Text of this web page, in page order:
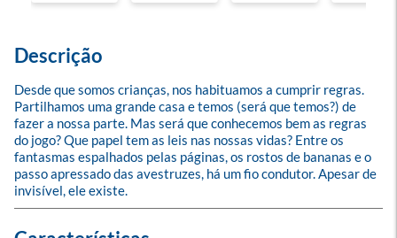
Descrição
Desde que somos crianças, nos habituamos a cumprir regras.
Partilhamos uma grande casa e temos (será que temos?) de
fazer a nossa parte. Mas será que conhecemos bem as regras
do jogo? Que papel tem as leis nas nossas vidas? Entre os
fantasmas espalhados pelas páginas, os rostos de bananas e o
passo apressado das avestruzes, há um fio condutor. Apesar de
invisível, ele existe.